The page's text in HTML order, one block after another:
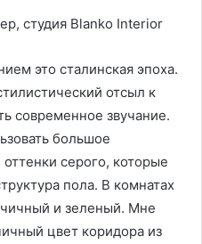
студия Blanko Interior
это сталинская эпоха.
отсыл к
современное звучание.
большое
серого, которые
пола. В комнатах
и зеленый. Мне
цвет коридора из